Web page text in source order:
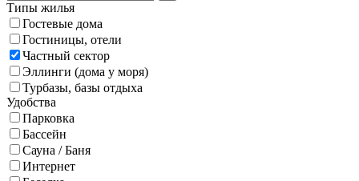
Типы жилья
Гостевые дома
Гостиницы, отели
Частный сектор
Эллинги (дома у моря)
Турбазы, базы отдыха
Удобства
Парковка
Бассейн
Сауна / Баня
Интернет